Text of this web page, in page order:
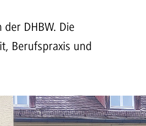
DHBW. Die
Berufspraxis und